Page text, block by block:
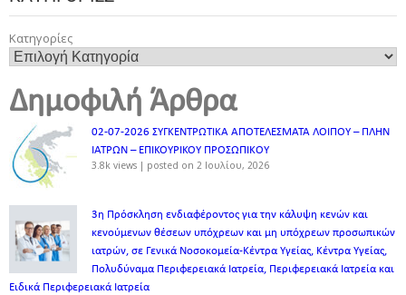
Κατηγορίες
Δημοφιλή Άρθρα
02-07-2026 ΣΥΓΚΕΝΤΡΩΤΙΚΑ ΑΠΟΤΕΛΕΣΜΑΤΑ ΛΟΙΠΟΥ – ΠΛΗΝ
ΙΑΤΡΩΝ – ΕΠΙΚΟΥΡΙΚΟΥ ΠΡΟΣΩΠΙΚOY
3.8k views | posted on 2 Ιουλίου, 2026
3η Πρόσκληση ενδιαφέροντος για την κάλυψη κενών και
κενούμενων θέσεων υπόχρεων και μη υπόχρεων προσωπικών
ιατρών, σε Γενικά Νοσοκομεία-Κέντρα Υγείας, Κέντρα Υγείας,
Πολυδύναμα Περιφερειακά Ιατρεία, Περιφερειακά Ιατρεία και
Ειδικά Περιφερειακά Ιατρεία